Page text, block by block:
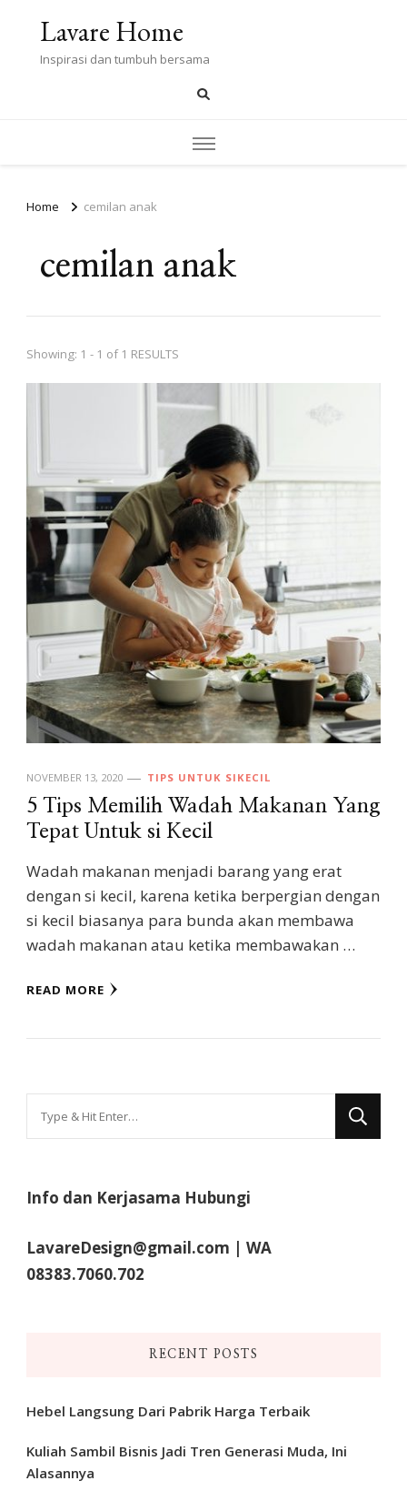
Lavare Home
Inspirasi dan tumbuh bersama
Home cemilan anak
cemilan anak
Showing: 1 - 1 of 1 RESULTS
NOVEMBER 13, 2020 TIPS UNTUK SIKECIL
5 Tips Memilih Wadah Makanan Yang
Tepat Untuk si Kecil
Wadah makanan menjadi barang yang erat
dengan si kecil, karena ketika berpergian dengan
si kecil biasanya para bunda akan membawa
wadah makanan atau ketika membawakan …
READ MORE
Info dan Kerjasama Hubungi
LavareDesign@gmail.com | WA
08383.7060.702
RECENT POSTS
Hebel Langsung Dari Pabrik Harga Terbaik
Kuliah Sambil Bisnis Jadi Tren Generasi Muda, Ini
Alasannya